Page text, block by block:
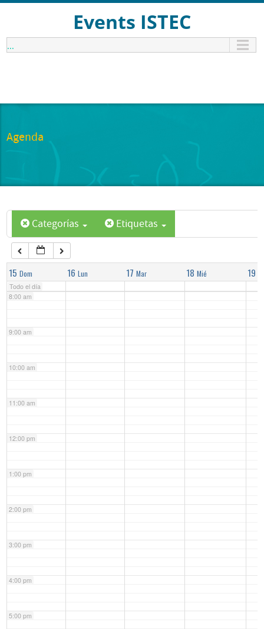
Events ISTEC
...
Agenda
Categorías Etiquetas
15 Dom 16 Lun 17 Mar 18 Mié 19
Todo el día
1:00 am
6:00 am
7:00 am
8:00 am
9:00 am
10:00 am
11:00 am
12:00 pm
1:00 pm
2:00 pm
3:00 pm
4:00 pm
5:00 pm